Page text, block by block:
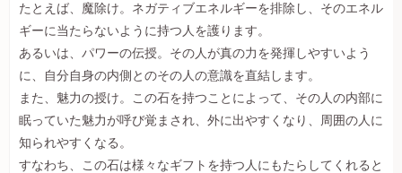
たとえば、魔除け。ネガティブエネルギーを排除し、そのエネル
ギーに当たらないように持つ人を護ります。
あるいは、パワーの伝授。その人が真の力を発揮しやすいよう
に、自分自身の内側とのその人の意識を直結します。
また、魅力の授け。この石を持つことによって、その人の内部に
眠っていた魅力が呼び覚まされ、外に出やすくなり、周囲の人に
知られやすくなる。
すなわち、この石は様々なギフトを持つ人にもたらしてくれると